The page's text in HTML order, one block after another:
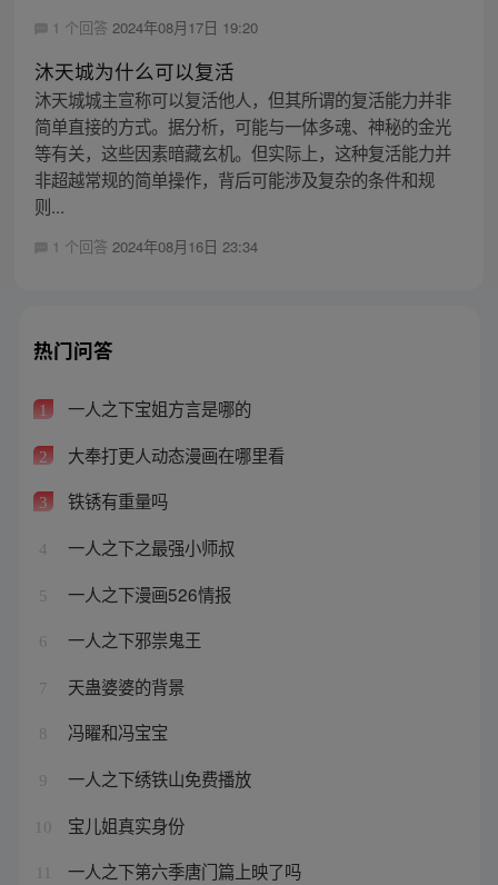
1 个回答 2024年08月17日 19:20
沐天城为什么可以复活
沐天城城主宣称可以复活他人，但其所谓的复活能力并非
简单直接的方式。据分析，可能与一体多魂、神秘的金光
等有关，这些因素暗藏玄机。但实际上，这种复活能力并
非超越常规的简单操作，背后可能涉及复杂的条件和规
则...
1 个回答 2024年08月16日 23:34
热门问答
1 一人之下宝姐方言是哪的
2 大奉打更人动态漫画在哪里看
3 铁锈有重量吗
4 一人之下之最强小师叔
5 一人之下漫画526情报
6 一人之下邪祟鬼王
7 天蛊婆婆的背景
8 冯矅和冯宝宝
9 一人之下绣铁山免费播放
10 宝儿姐真实身份
一人之下第六季唐门篇上映了吗